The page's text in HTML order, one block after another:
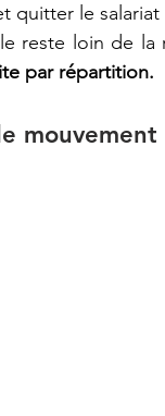
reste loin de la
par répartition.
mouvement